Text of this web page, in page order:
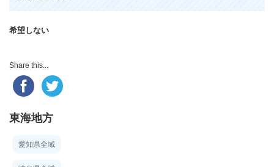
希望しない
Share this...
東海地方
愛知県全域